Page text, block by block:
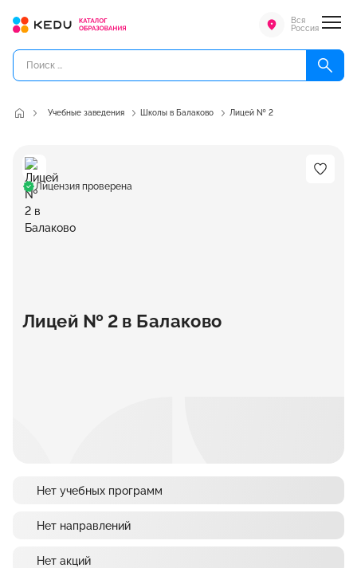
Вся
Россия
Учебные заведения Школы в Балаково Лицей № 2
Лицензия проверена
Лицей № 2 в Балаково
Нет учебных программ
Нет направлений
Нет акций